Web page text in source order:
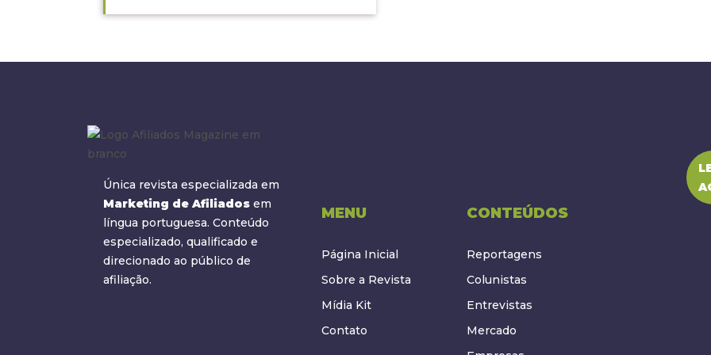
Única revista especializada em
Marketing de Afiliados em
língua portuguesa. Conteúdo
especializado, qualificado e
direcionado ao público de
afiliação.
MENU
Página Inicial
Sobre a Revista
Mídia Kit
Contato
CONTEÚDOS
Reportagens
Colunistas
Entrevistas
Mercado